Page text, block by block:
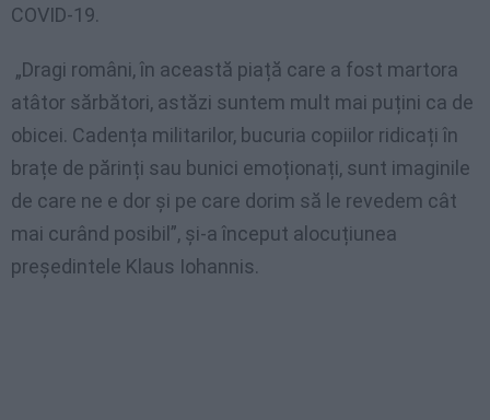
COVID-19.
„Dragi români, în această piață care a fost martora
atâtor sărbători, astăzi suntem mult mai puțini ca de
obicei. Cadența militarilor, bucuria copiilor ridicați în
brațe de părinți sau bunici emoționați, sunt imaginile
de care ne e dor și pe care dorim să le revedem cât
mai curând posibil”, și-a început alocuțiunea
președintele Klaus Iohannis.